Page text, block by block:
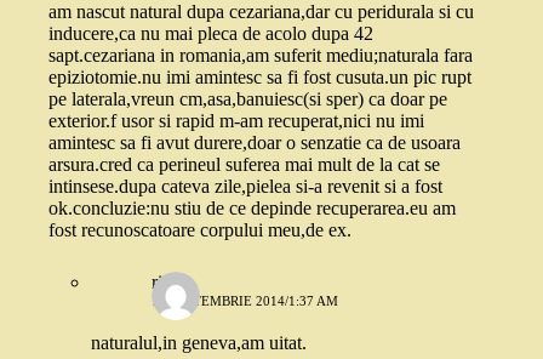
am nascut natural dupa cezariana,dar cu peridurala si cu
inducere,ca nu mai pleca de acolo dupa 42
sapt.cezariana in romania,am suferit mediu;naturala fara
epiziotomie.nu imi amintesc sa fi fost cusuta.un pic rupt
pe laterala,vreun cm,asa,banuiesc(si sper) ca doar pe
exterior.f usor si rapid m-am recuperat,nici nu imi
amintesc sa fi avut durere,doar o senzatie ca de usoara
arsura.cred ca perineul suferea mai mult de la cat se
intinsese.dupa cateva zile,pielea si-a revenit si a fost
ok.concluzie:nu stiu de ce depinde recuperarea.eu am
fost recunoscatoare corpului meu,de ex.
riri
12 SEPTEMBRIE 2014/1:37 AM
naturalul,in geneva,am uitat.